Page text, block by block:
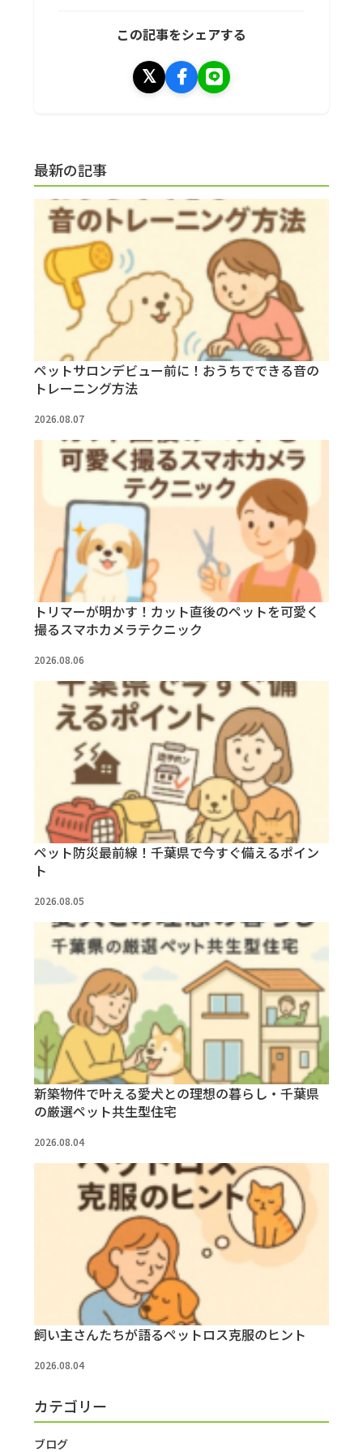
この記事をシェアする
最新の記事
ペットサロンデビュー前に！おうちでできる音の
トレーニング方法
2026.08.07
トリマーが明かす！カット直後のペットを可愛く
撮るスマホカメラテクニック
2026.08.06
ペット防災最前線！千葉県で今すぐ備えるポイン
ト
2026.08.05
新築物件で叶える愛犬との理想の暮らし・千葉県
の厳選ペット共生型住宅
2026.08.04
飼い主さんたちが語るペットロス克服のヒント
2026.08.04
カテゴリー
ブログ